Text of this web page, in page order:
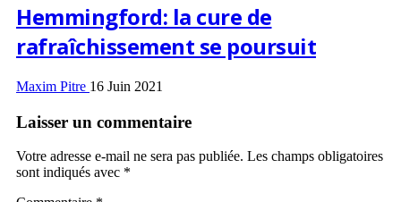
Hemmingford: la cure de
rafraîchissement se poursuit
Maxim Pitre 16 Juin 2021
Laisser un commentaire
Votre adresse e-mail ne sera pas publiée. Les champs obligatoires
sont indiqués avec *